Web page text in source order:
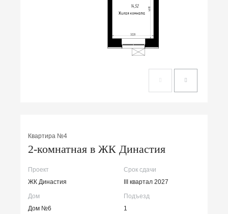
Квартира №4
2-комнатная в ЖК Династия
Проект
ЖК Династия
Срок сдачи
III квартал 2027
Дом
Дом №6
Подъезд
1